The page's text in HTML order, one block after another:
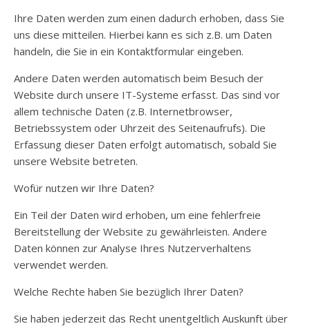
Ihre Daten werden zum einen dadurch erhoben, dass Sie
uns diese mitteilen. Hierbei kann es sich z.B. um Daten
handeln, die Sie in ein Kontaktformular eingeben.
Andere Daten werden automatisch beim Besuch der
Website durch unsere IT-Systeme erfasst. Das sind vor
allem technische Daten (z.B. Internetbrowser,
Betriebssystem oder Uhrzeit des Seitenaufrufs). Die
Erfassung dieser Daten erfolgt automatisch, sobald Sie
unsere Website betreten.
Wofür nutzen wir Ihre Daten?
Ein Teil der Daten wird erhoben, um eine fehlerfreie
Bereitstellung der Website zu gewährleisten. Andere
Daten können zur Analyse Ihres Nutzerverhaltens
verwendet werden.
Welche Rechte haben Sie bezüglich Ihrer Daten?
Sie haben jederzeit das Recht unentgeltlich Auskunft über